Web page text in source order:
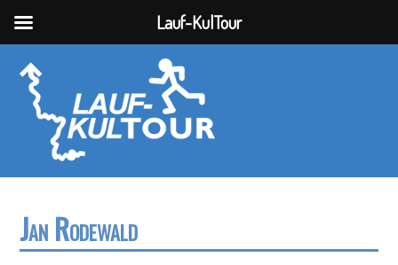
Jan Rodewald
Lauf-KulTour